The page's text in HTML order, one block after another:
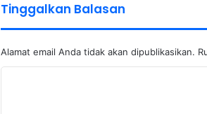
Tinggalkan Balasan
Alamat email Anda tidak akan dipublikasikan.